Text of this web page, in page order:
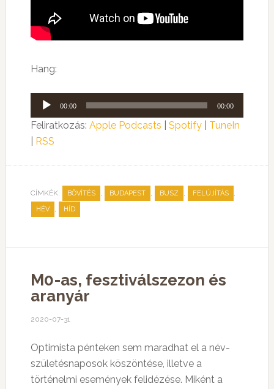
Hang:
Audió
lejátszó
00:00 00:00
Feliratkozás: Apple Podcasts Spotify| TuneIn
RSS
CÍMKÉK: BŐVÍTÉS , BUDAPEST , BUSZ , FELÚJÍTÁS ,
HÉV , HÍD
M0-as, fesztiválszezon és
aranyár
2020-07-31
Optimista pénteken sem maradhat el a név-
születésnaposok köszöntése, illetve a
történelmi események felidézése. Miként a